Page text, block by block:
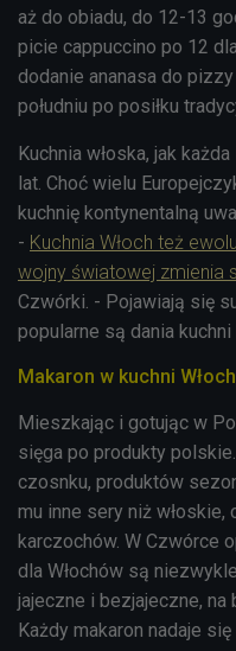
aż do obiadu, do 12-13
picie cappuccino po 12
dodanie ananasa do
południu po posiłku
Kuchnia włoska, jak
lat. Choć wielu
kuchnię kontynentalną
- Kuchnia Włoch też
wojny światowej zmienia
Czwórki. - Pojawiają się
popularne są dania
Makaron w kuchni Włoch
Mieszkając i gotując w
sięga po produkty
czosnku, produktów
mu inne sery niż włoskie,
karczochów. W Czwórce
dla Włochów są
jajeczne i bezjajeczne,
Każdy makaron nadaje